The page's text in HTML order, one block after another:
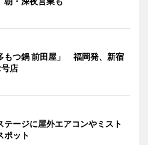
もつ鍋 前田屋」 福岡発、新宿
店
テージに屋外エアコンやミスト
ポット